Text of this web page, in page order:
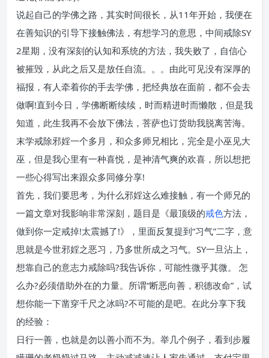
说起自己的学佛之路，其实时间很长，从11年开始，我便在
在善知识的引导下接触佛法，有想学习的意思，中间戒除SY
2星期，没有深刻的认知和系统的方法，我失败了，自信心
被摧毁，从此之后又是放任自流。。。由此可见没有深厚的
福报，有人牵着你的手去学佛，把经典放在面前，都不会去
做啊!直到今日，学佛断断续续，时而精进时而懒散，但是我
知道，此生我再不会放下佛法，菩萨也订货助我脱离苦海。
末学戒除邪婬一个多月，和众多师兄相比，完全是小巫见大
巫，但是我心里有一种喜悦，是神清气爽的欢喜，所以想把
一些心得写出来跟众多同修分享!
首先，我们要思考，为什么邪婬这么难接触，有一个师兄的
一篇文章对我影响非常深刻，题目是《最顶级的戒色方法，
做到你一定戒掉!太震撼了!》，里面反复提到“习气”二字，意
思就是今世邪婬之恶习，乃多世所成之习气。SY一旦沾上，
想靠自己的意志力戒除吗?我告诉你，可能性微乎其微。 怎
么办?必须借助外在的力量。所谓“断恶向善，积德改命”，试
想你能一下凿穿千尺之冰吗?不可能的是吧。在此分享下我
的经验：
日行一善，也就是勿以善小而不为。举几个例子，看到步履